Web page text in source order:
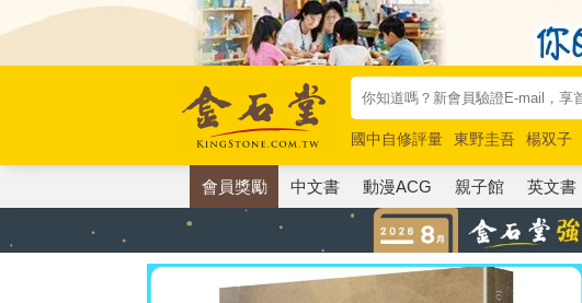
國中自修評量 東野圭吾 楊双子
唯紅花綻放
奧德賽 路邊攤新作
會員獎勵 中文書 動漫ACG 親子館 英文書